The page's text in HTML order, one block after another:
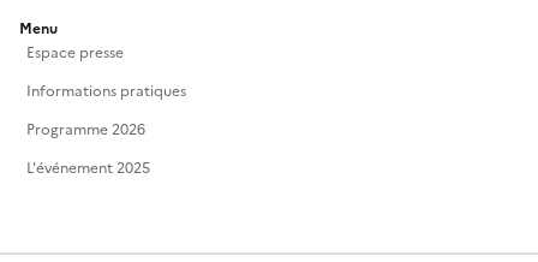
Menu
Espace presse
Informations pratiques
Programme 2026
L'événement 2025